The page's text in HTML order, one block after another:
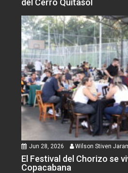
Jun 28, 2026 Wilson Stiven
El Festival del Chorizo se
Copacabana